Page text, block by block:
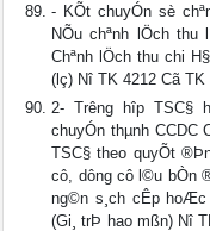
- KÕt chuyÓn sè
NÕu chªnh lÖch
Chªnh lÖch thu chi
(lç) Nî TK 4212 Cã TK
2- Tr­êng hîp TSC§
chuyÓn thµnh CCDC
TSC§ theo quyÕt
cô, dông cô l©u bÒn
ng©n s¸ch cÊp
(Gi¸ trÞ hao mßn) Nî